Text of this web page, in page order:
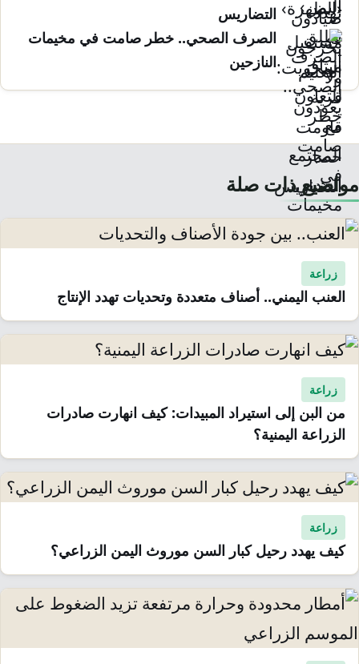
التضاريس
الصرف الصحي.. خطر صامت في مخيمات
النازحين
مواضيع ذات صلة
زراعة
العنب اليمني.. أصناف متعددة وتحديات تهدد الإنتاج
زراعة
من البن إلى استيراد المبيدات: كيف انهارت صادرات
الزراعة اليمنية؟
زراعة
كيف يهدد رحيل كبار السن موروث اليمن الزراعي؟